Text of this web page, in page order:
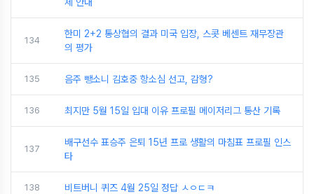
134
한미 2+2 통상협의 결과 미국 입장, 스콧 베센트 재무장관
의 평가
135 음주 뺑소니 김호중 항소심 선고, 감형?
136 최지만 5월 15일 입대 이유 프로필 메이저리그 통산 기록
137
배구선수 표승주 은퇴 15년 프로 생활의 마침표 프로필 인스
타
138 비트버니 퀴즈 4월 25일 정답 ㅅㅇㄷㅋ